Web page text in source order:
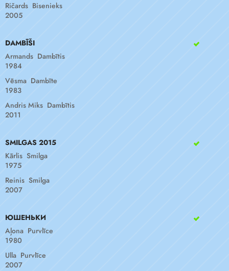
Ričards Bisenieks
2005
DAMBĪŠI
Armands Dambītis
1984
Vēsma Dambīte
1983
Andris Miks Dambītis
2011
SMILGAS 2015
Kārlis Smilga
1975
Reinis Smilga
2007
ЮШЕНЬКИ
Aļona Purvlīce
1980
Ulla Purvlīce
2007